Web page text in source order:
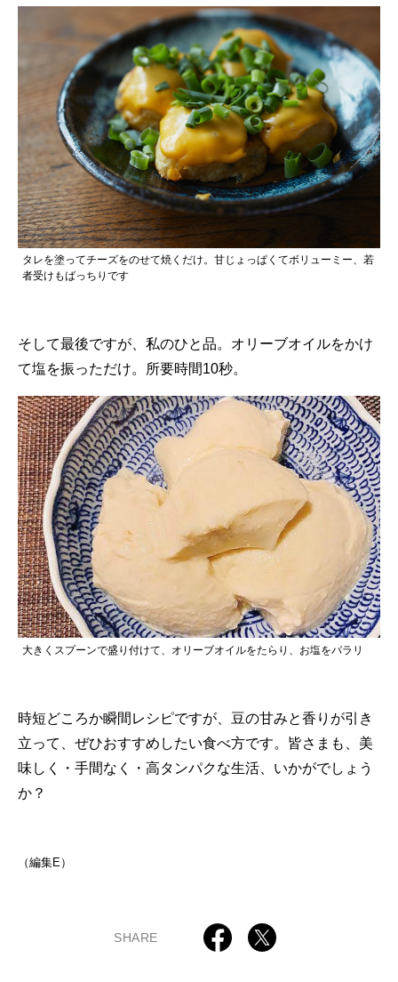
タレを塗ってチーズをのせて焼くだけ。甘じょっぱくてボリューミー、若
者受けもばっちりです
そして最後ですが、私のひと品。オリーブオイルをかけ
て塩を振っただけ。所要時間10秒。
大きくスプーンで盛り付けて、オリーブオイルをたらり、お塩をパラリ
時短どころか瞬間レシピですが、豆の甘みと香りが引き
立って、ぜひおすすめしたい食べ方です。皆さまも、美
味しく・手間なく・高タンパクな生活、いかがでしょう
か？
（編集E）
SHARE